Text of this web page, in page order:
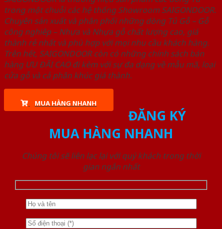
trong một chuỗi các hệ thống Showroom SAIGONDOOR.
Chuyên sản xuất và phân phối những dòng Tủ Gỗ – Gỗ
công nghiêp – Nhựa và Nhựa gỗ chất lượng cao, giá
thành rẻ nhất và phù hợp với mọi nhu cầu khách hàng.
Trên hết, SAIGONDOOR còn có những chính sách bán
hàng ƯU ĐÃI CAO đi kèm với sự đa dạng về mẫu mã, loại
cửa gỗ và cả phân khúc giá thành.
MUA HÀNG NHANH
ĐĂNG KÝ
MUA HÀNG NHANH
Chúng tôi sẽ liên lạc lại với quý khách trong thời
gian ngắn nhất